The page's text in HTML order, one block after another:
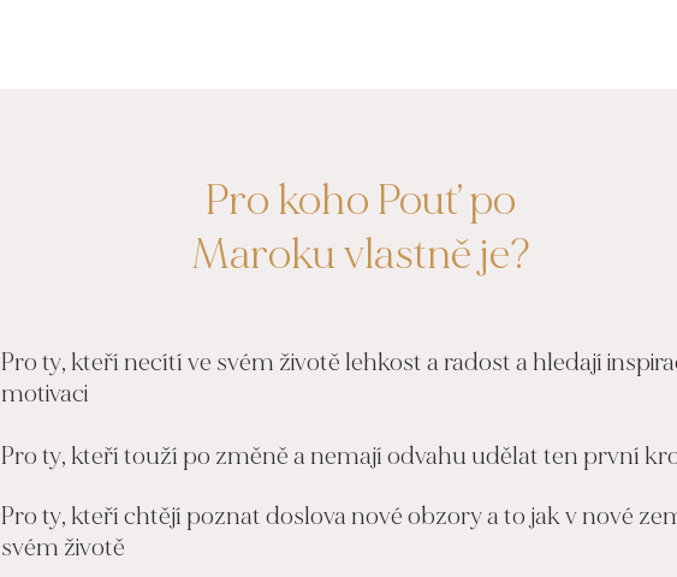
Pro koho Pouť po
Maroku vlastně je?
Pro ty, kteří necítí ve svém životě lehkost a radost a hledají
motivaci
Pro ty, kteří touží po změně a nemají odvahu udělat ten první
Pro ty, kteří chtějí poznat doslova nové obzory a to jak v nové
svém životě